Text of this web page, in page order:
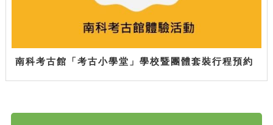
南科考古館「考古小學堂」學校暨團體套裝行程預約